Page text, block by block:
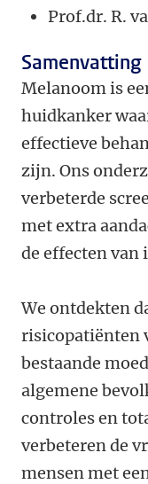
Prof.dr. R.
Samenvatting
Melanoom is
huidkanker
effectieve
zijn. Ons
verbeterde
met extra
de effecten
We ontdekten
risicopatiënten
bestaande
algemene
controles en
verbeteren de
mensen met